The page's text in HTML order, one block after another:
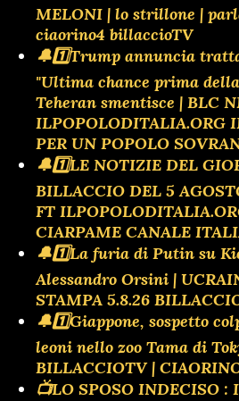
MELONI | lo strillone |
ciaorino4 billaccioTV
🔔1️⃣Trump annuncia
"Ultima chance prima
Teheran smentisce | BLC
ILPOPOLODITALIA.ORG
PER UN POPOLO
🔔1️⃣LE NOTIZIE DEL
BILLACCIO DEL 5
FT
CIARPAME CANALE
🔔1️⃣La furia di Putin su
Alessandro Orsini |
STAMPA 5.8.26
🔔1️⃣Giappone, sospetto
leoni nello zoo Tama di
BILLACCIOTV |
📺LO SPOSO INDECISO